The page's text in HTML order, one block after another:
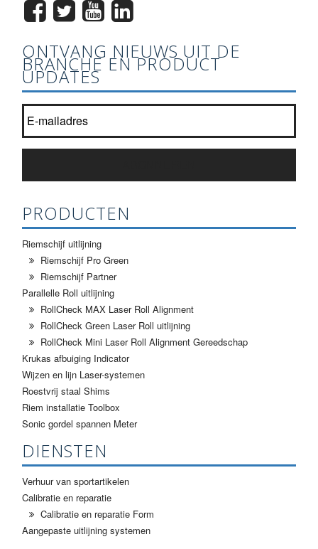
ONTVANG NIEUWS UIT DE
BRANCHE EN PRODUCT
UPDATES
Word lid van onze nieuwsbrief lijst? *
PRODUCTEN
Riemschijf uitlijning
Riemschijf Pro Green
Riemschijf Partner
Parallelle Roll uitlijning
RollCheck MAX Laser Roll Alignment
RollCheck Green Laser Roll uitlijning
RollCheck Mini Laser Roll Alignment Gereedschap
Krukas afbuiging Indicator
Wijzen en lijn Laser-systemen
Roestvrij staal Shims
Riem installatie Toolbox
Sonic gordel spannen Meter
DIENSTEN
Verhuur van sportartikelen
Calibratie en reparatie
Calibratie en reparatie Form
Aangepaste uitlijning systemen